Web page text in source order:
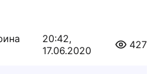
20:42,
17.06.2020
427